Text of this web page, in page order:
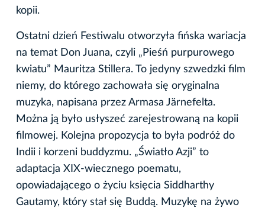
kopii.
Ostatni dzień Festiwalu otworzyła fińska wariacja
na temat Don Juana, czyli „Pieśń purpurowego
kwiatu” Mauritza Stillera. To jedyny szwedzki film
niemy, do którego zachowała się oryginalna
muzyka, napisana przez Armasa Järnefelta.
Można ją było usłyszeć zarejestrowaną na kopii
filmowej. Kolejna propozycja to była podróż do
Indii i korzeni buddyzmu. „Światło Azji” to
adaptacja XIX-wiecznego poematu,
opowiadającego o życiu księcia Siddharthy
Gautamy, który stał się Buddą. Muzykę na żywo